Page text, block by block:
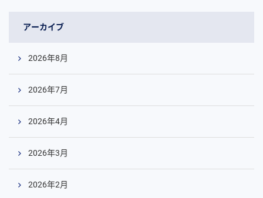
アーカイブ
2026年8月
2026年7月
2026年4月
2026年3月
2026年2月